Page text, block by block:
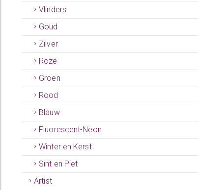
Vlinders
Goud
Zilver
Roze
Groen
Rood
Blauw
Fluorescent-Neon
Winter en Kerst
Sint en Piet
Artist